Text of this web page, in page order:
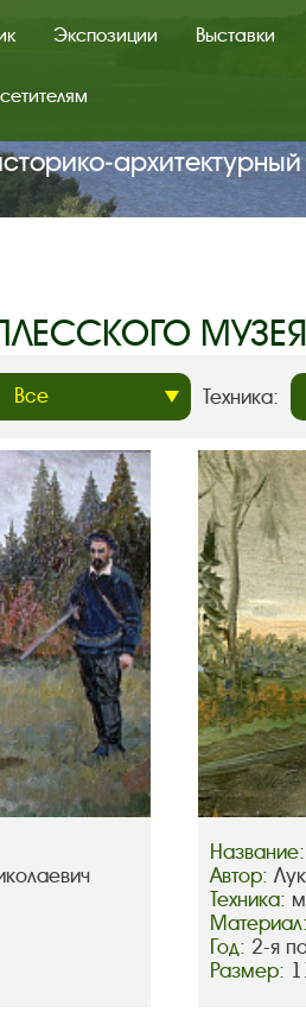
Экспозиции Выставки
МУЗЕЯ
Техника:
Автор:
Техника:
Материал:
Год: 2-я
Размер: